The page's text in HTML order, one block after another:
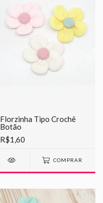
Florzinha Tipo Crochê
Botão
R$1,60
COMPRAR